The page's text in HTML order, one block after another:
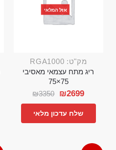
אזל המלאי
מק"ט: RGA1000
ריג מתח עצמאי מאסיבי
75×75
₪3350 ₪2699
שלח עדכון מלאי